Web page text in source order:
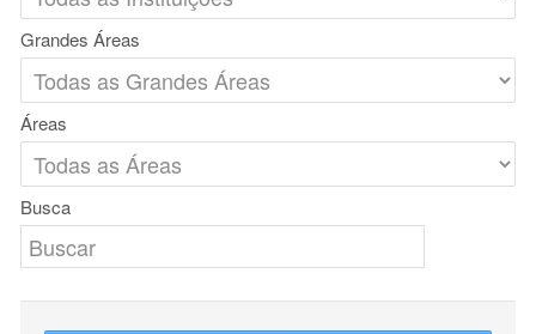
Grandes Áreas
Áreas
Busca